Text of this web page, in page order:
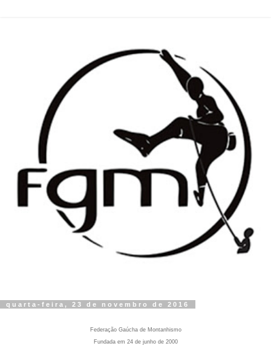
quarta-feira, 23 de novembro de 2016
Federação Gaúcha de Montanhismo
Fundada em 24 de junho de 2000